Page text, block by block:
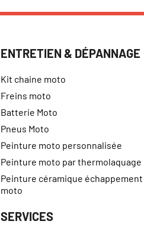
ENTRETIEN & DÉPANNAGE
Kit chaine moto
Freins moto
Batterie Moto
Pneus Moto
Peinture moto personnalisée
Peinture moto par thermolaquage
Peinture céramique échappement
moto
SERVICES